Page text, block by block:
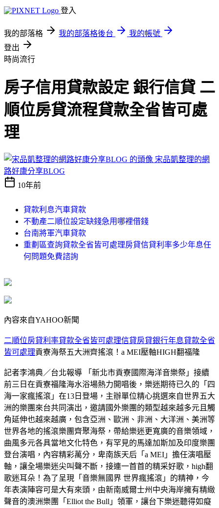
登入
我的部落格 我的部落格後台
我的帳號
登出
時尚流行
房子信用貸款設定 銀行信貸 二
順位房貸流程貸款全省皆可處
理
宋品凱整理的網
路好康分享BLOG
10年前
貸款利息汽車貸款
不動產二順位設定缺錢急用哪裡借錢
台南將軍汽車貸款
重劃區查詢貸款全省皆可處理房貸信貸利率多少年息任
何問題免費諮詢
內容來自YAHOO新聞
二順位房貸利率貸款全省皆可處理信貸房貸銀行年息貸款全省
皆可處理貢寮海祭五大洲齊搖滾！a MEI壓軸HIGH翻福隆
記者李鴻典／台北報導 「新北市貢寮國際海洋音樂祭」接續
前三日在貢寮福隆海水浴場熱力開唱後，樂迷期待已久的「四
海一家瘋搖滾」在13日登場，主辦單位精心挑選來自世界五大
洲的樂團來台共同演出，邀請國外樂團的類型越來越多元且觸
角延伸也越來越廣，包含亞洲、歐洲、非洲、大洋洲、美洲等
世界各地的搖滾樂團齊聚海祭，帶給樂迷更寬廣的音樂領域，
曲風多元各具當地文化特色，有罕見的馬達加斯加及印度樂團
登台演唱，內容精彩萬分，卑南族天后「a MEI」擔任演唱壓
軸，讓全場樂迷尖叫聲不斷，接連一首首的精采好歌，high翻
歌迷耳朵！為了呈現「音樂無國界 世界瘋搖滾」的精神，今
年表演陣容可是大有來頭，由新南威爾士州中央海岸擁有精緻
聲音的澳洲樂團「Elliot the Bull」領軍，讓台下樂迷聽得如癡